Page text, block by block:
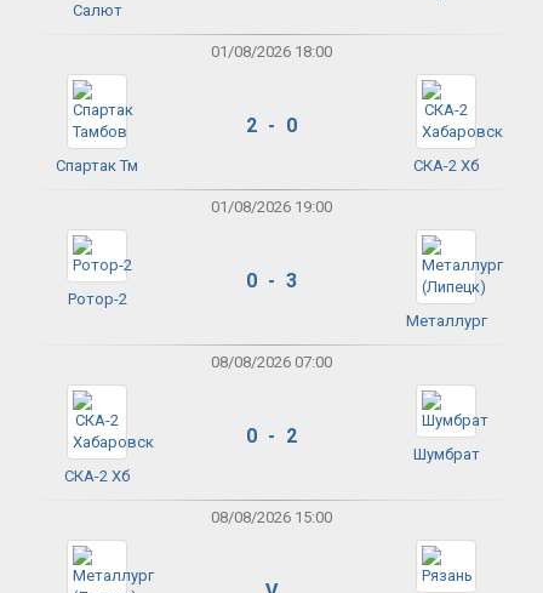
Салют
01/08/2026 18:00
Спартак Тм
2 - 0
СКА-2 Хб
01/08/2026 19:00
Ротор-2
0 - 3
Металлург
08/08/2026 07:00
СКА-2 Хб
0 - 2
Шумбрат
08/08/2026 15:00